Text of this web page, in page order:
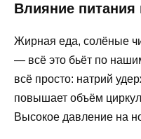
Влияние
Жирная еда, солёные
— всё это бьёт по
всё просто: натрий
повышает объём
Высокое давление на